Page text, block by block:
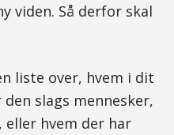
viden. Så derfor skal
liste over, hvem i dit
slags mennesker,
hvem der har